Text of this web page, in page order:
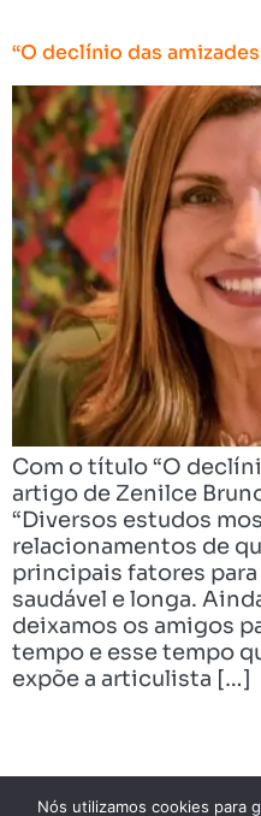
“O declínio das
Com o título “O
artigo de Zenilce
“Diversos estudos
relacionamentos de
principais fatores para
saudável e longa.
deixamos os amigos
tempo e esse tempo
expõe a articulista […]
Nós utilizamos cookies para